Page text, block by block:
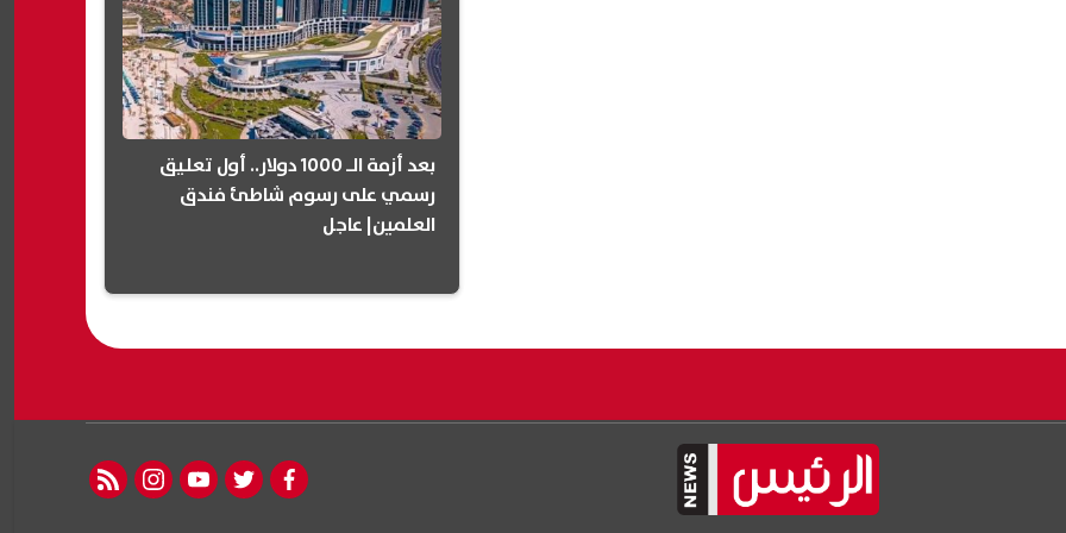
بعد أزمة الـ 1000 دولار.. أول تعليق
رسمي على رسوم شاطئ فندق
العلمين| عاجل
facebook
twitter
youtube
instagram
rss feed